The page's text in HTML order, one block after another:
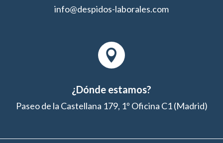
info@despidos-laborales.com

¿Dónde estamos?
Paseo de la Castellana 179, 1º Oficina C1 (Madrid)